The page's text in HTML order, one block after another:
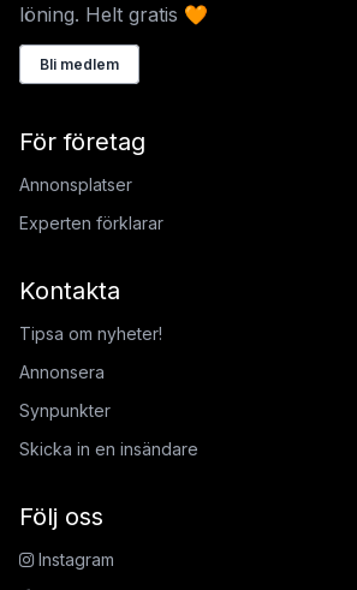
löning. Helt gratis 🧡
Bli medlem
För företag
Annonsplatser
Experten förklarar
Kontakta
Tipsa om nyheter!
Annonsera
Synpunkter
Skicka in en insändare
Följ oss
Instagram